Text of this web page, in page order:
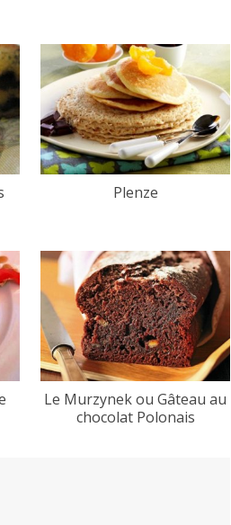
Plenze
Le Murzynek ou Gâteau au
chocolat Polonais